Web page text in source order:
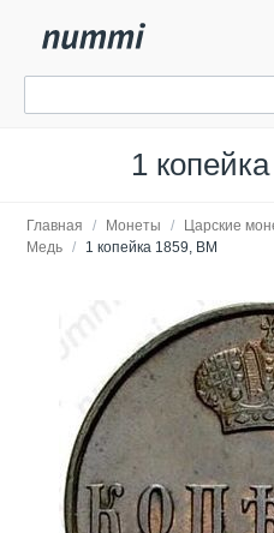
1
Главная / Монеты / Царские
Медь / 1 копейка 1859, ВМ